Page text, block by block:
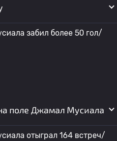
забил более 50 гол/
поле Джамал Мусиала
отыграл 164 встреч/